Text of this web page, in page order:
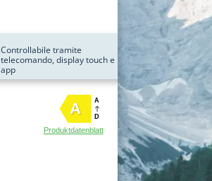
Controllabile tramite
telecomando, display touch e
app
A A
D
Produktdatenblatt